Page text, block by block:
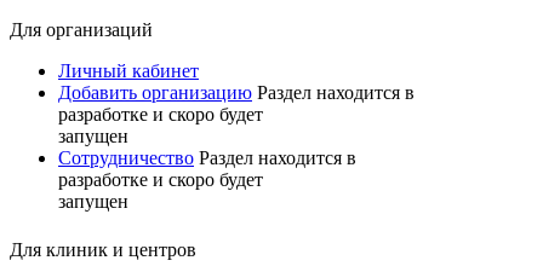
Для организаций
Личный кабинет
Добавить организацию Раздел находится в
разработке и скоро будет
запущен
Сотрудничество Раздел находится в
разработке и скоро будет
запущен
Для клиник и центров